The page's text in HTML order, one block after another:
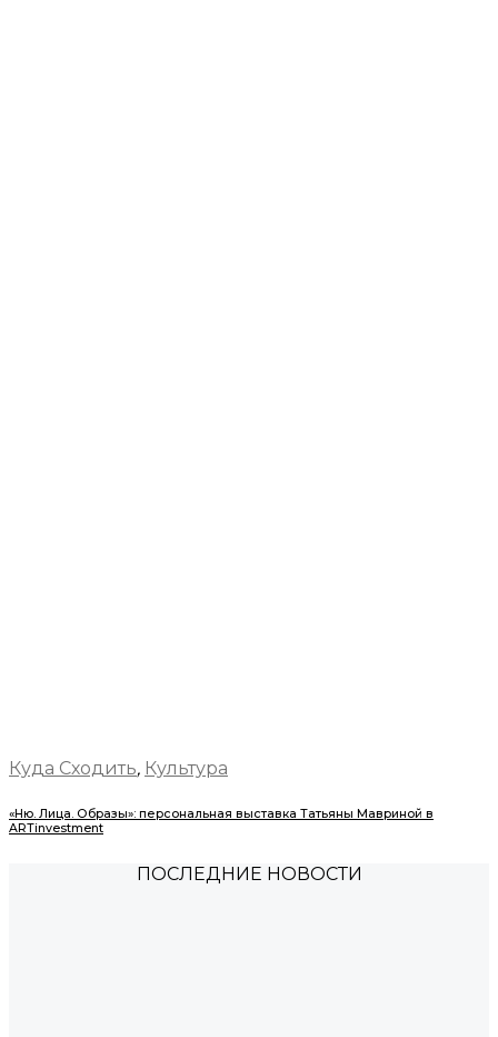
Куда Сходить, Культура
«Ню. Лица. Образы»: персональная выставка Татьяны Мавриной в
ARTinvestment
ПОСЛЕДНИЕ НОВОСТИ